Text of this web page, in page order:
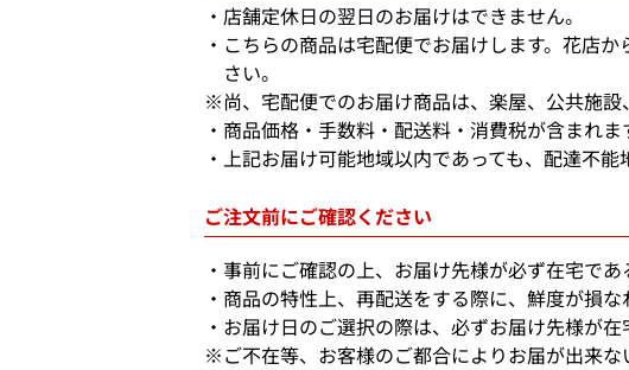
店舗定休日の翌日のお届けはできません。
こちらの商品は宅配便でお届けします。花店
さい。
※尚、宅配便でのお届け商品は、楽屋、公共施設
商品価格・手数料・配送料・消費税が含まれま
上記お届け可能地域以内であっても、配達不能
ご注文前にご確認ください
事前にご確認の上、お届け先様が必ず在宅であ
商品の特性上、再配送をする際に、鮮度が損な
お届け日のご選択の際は、必ずお届け先様が在
※ご不在等、お客様のご都合によりお届が出来な